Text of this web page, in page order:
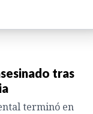
tras
terminó en